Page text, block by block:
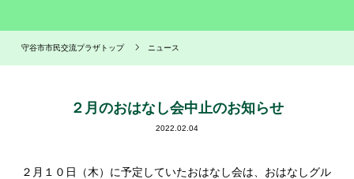
守谷市市民交流プラザトップ ニュース
２月のおはなし会中止のお知らせ
2022.02.04
２月１０日（木）に予定していたおはなし会は、おはなしグル